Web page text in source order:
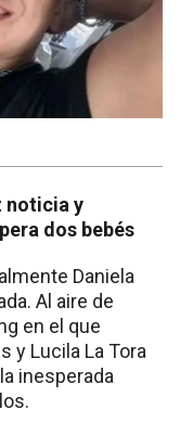
noticia y
dos bebés
Daniela
Al aire de
en el que
y Lucila La Tora
inesperada